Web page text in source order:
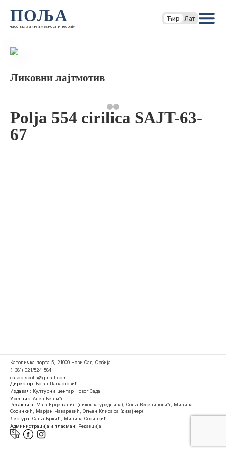
ПОЉА
часопис за књижевност и теорију
Ћир Лат
Ликовни лајтмотив
Polja 554 cirilica SAJT-63-
67
Католичка порта 5, 21000 Нови Сад, Србија
(+381) 021/524-584
casopispolja@gmail.com
Директор: Бојан Панаотовић
Издавач: Културни центар Новог Сада
Уредник: Ален Бешић
Редакција: Маја Ердељанин (ликовна уредница), Соња Веселиновић, Милица
Софинкић, Марјан Чакаревић, Огњен Клисара (дизајнер)
Лектура: Сања Бркић, Милица Софинкић
Администрација и пласман: Редакција